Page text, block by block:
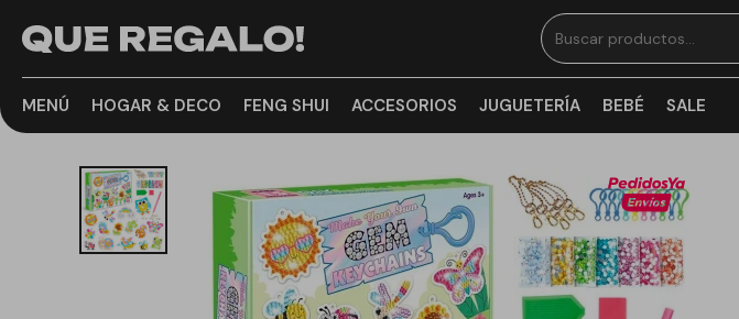
MENÚ HOGAR & DECO FENG SHUI ACCESORIOS JUGUETERÍA BEBÉ SALE